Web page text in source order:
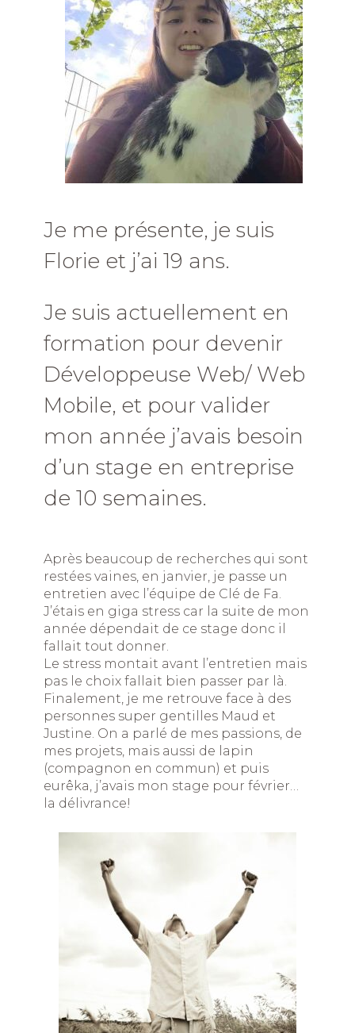
Je me présente, je suis
Florie et j’ai 19 ans.
Je suis actuellement en
formation pour devenir
Développeuse Web/ Web
Mobile, et pour valider
mon année j’avais besoin
d’un stage en entreprise
de 10 semaines.
Après beaucoup de recherches qui sont
restées vaines, en janvier, je passe un
entretien avec l’équipe de Clé de Fa.
J’étais en giga stress car la suite de mon
année dépendait de ce stage donc il
fallait tout donner.
Le stress montait avant l’entretien mais
pas le choix fallait bien passer par là.
Finalement, je me retrouve face à des
personnes super gentilles Maud et
Justine. On a parlé de mes passions, de
mes projets, mais aussi de lapin
(compagnon en commun) et puis
eurêka, j’avais mon stage pour février…
la délivrance!